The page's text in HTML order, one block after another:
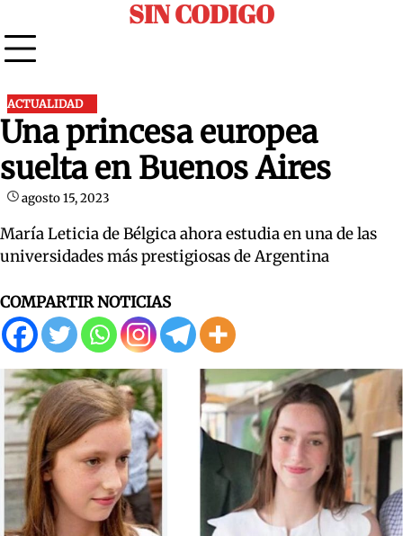
to
content
SIN CODIGO
ACTUALIDAD
Una princesa europea
suelta en Buenos Aires
agosto 15, 2023
María Leticia de Bélgica ahora estudia en una de las
universidades más prestigiosas de Argentina
COMPARTIR NOTICIAS